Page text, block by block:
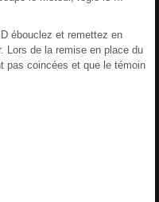
ébouclez et remettez en
Lors de la remise en place du
pas coincées et que le témoin